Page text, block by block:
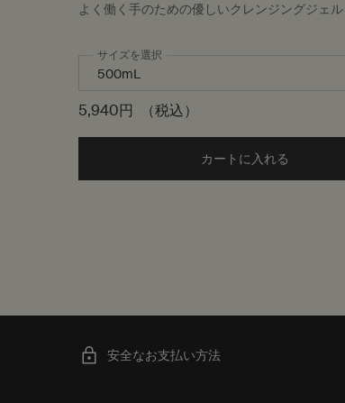
よく働く手のための優しいクレンジングジェル
サイズを選択
5,940円 （税込）
カートに入れる Add the
安全なお支払い方法